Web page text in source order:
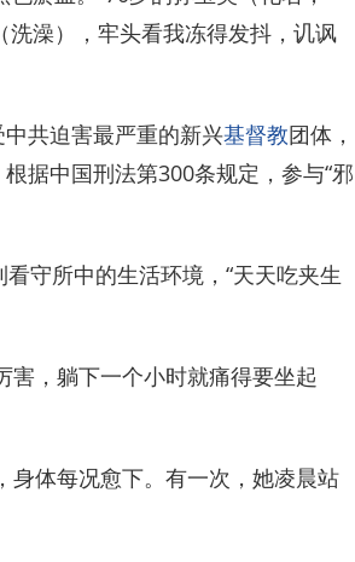
澡），牢头看我冻得发抖，讥讽
共迫害最严重的新兴基督教团体，
据中国刑法第300条规定，参与“邪
守所中的生活环境，“天天吃夹生
，躺下一个小时就痛得要坐起
身体每况愈下。有一次，她凌晨站